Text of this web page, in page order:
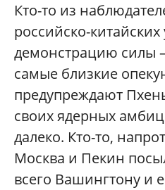
Кто-то из
российско-
демонстрацию силы
самые близкие
предупреждают
своих ядерных
далеко. Кто-то,
Москва и Пекин
всего Вашингтону и